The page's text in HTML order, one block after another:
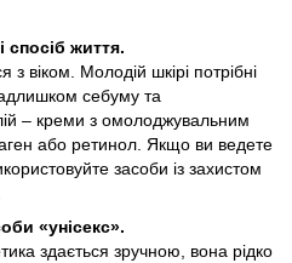
спосіб життя.
з віком. Молодій шкірі потрібні
себуму та
– креми з омолоджувальним
або ретинол. Якщо ви ведете
засоби із захистом
«унісекс».
здається зручною, вона рідко